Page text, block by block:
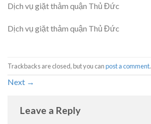
Dịch vụ giặt thảm quận Thủ Đức
Dịch vụ giặt thảm quận Thủ Đức
Trackbacks are closed, but you canpost a comment.
Next →
Leave a Reply